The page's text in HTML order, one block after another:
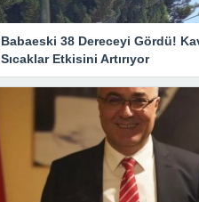
Babaeski 38 Dereceyi Gördü!
Sıcaklar Etkisini Artırıyor